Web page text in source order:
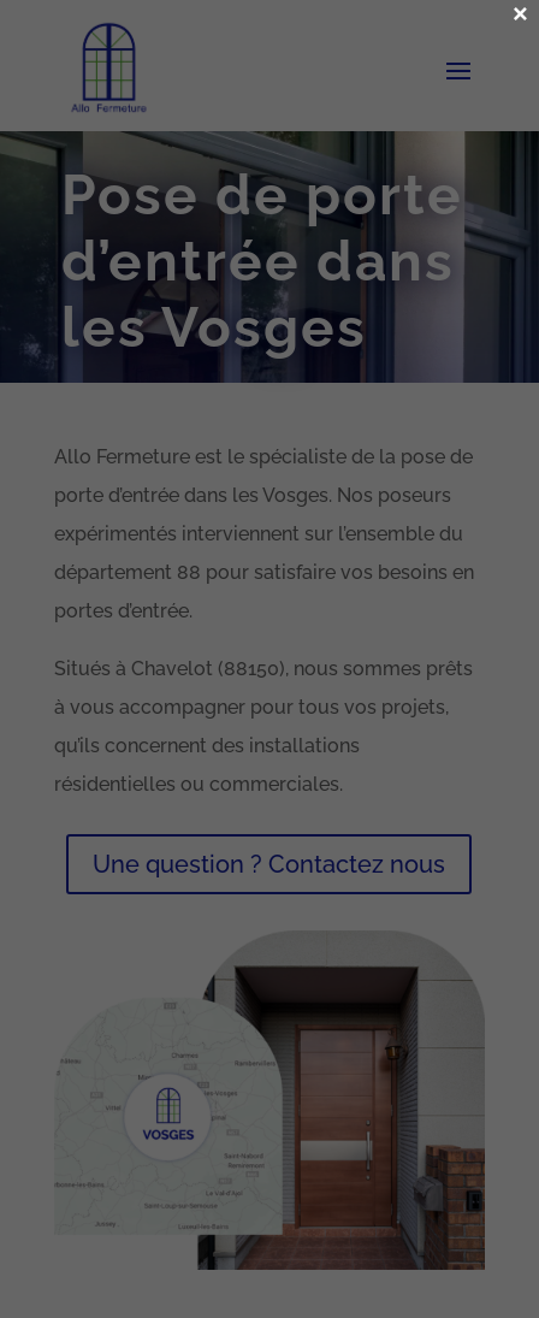
Pose de porte
d’entrée dans
les Vosges
Allo Fermeture est le spécialiste de la pose de
porte d’entrée dans les Vosges. Nos poseurs
expérimentés interviennent sur l’ensemble du
département 88 pour satisfaire vos besoins en
portes d’entrée.
Situés à Chavelot (88150), nous sommes prêts
à vous accompagner pour tous vos projets,
qu’ils concernent des installations
résidentielles ou commerciales.
Une question ? Contactez nous
×